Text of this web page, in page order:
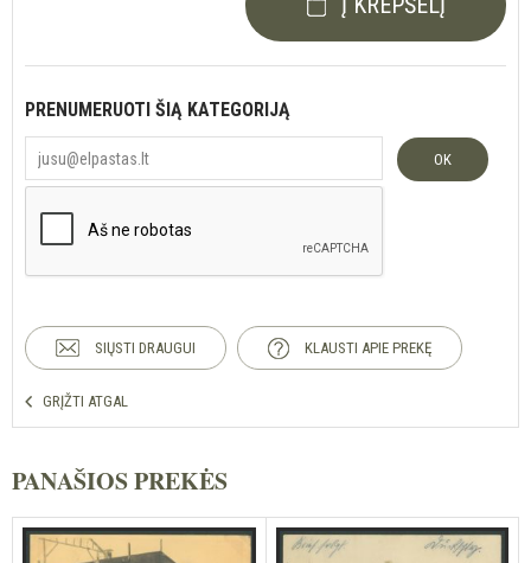
PRENUMERUOTI ŠIĄ KATEGORIJĄ
OK
SIŲSTI DRAUGUI KLAUSTI APIE PREKĘ
GRĮŽTI ATGAL
PANAŠIOS PREKĖS